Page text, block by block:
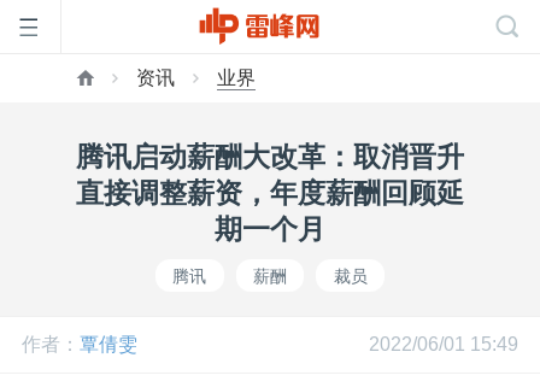
页
资讯 业界
腾讯启动薪酬大改革：取消晋升
直接调整薪资，年度薪酬回顾延
期一个月
腾讯 薪酬 裁员
作者： 覃倩雯 2022/06/01 15:49